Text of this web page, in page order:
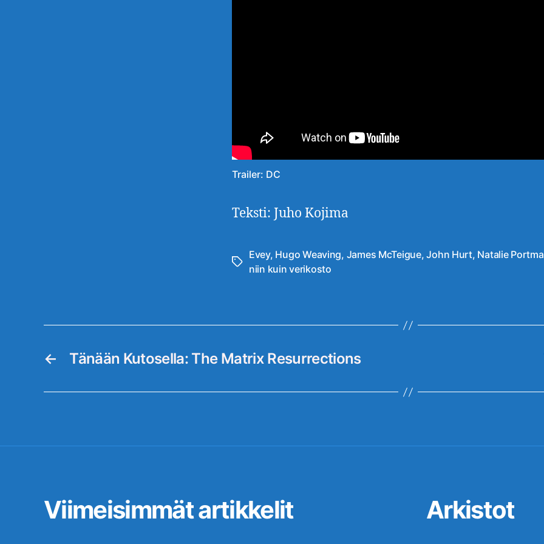
Trailer: DC
Teksti: Juho Kojima
Avainsanat
Evey, Hugo Weaving, James McTeigue,John Hurt, Natalie
niin kuin verikosto
← Tänään Kutosella: The Matrix Resurrections
Viimeisimmät artikkelit Arkistot